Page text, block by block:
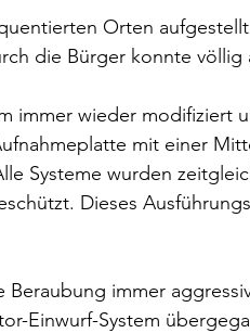
Orten
die Bürger konnte völlig
immer wieder modifiziert
mit einer
Systeme wurden
Dieses
Beraubung immer
Einwurf-System